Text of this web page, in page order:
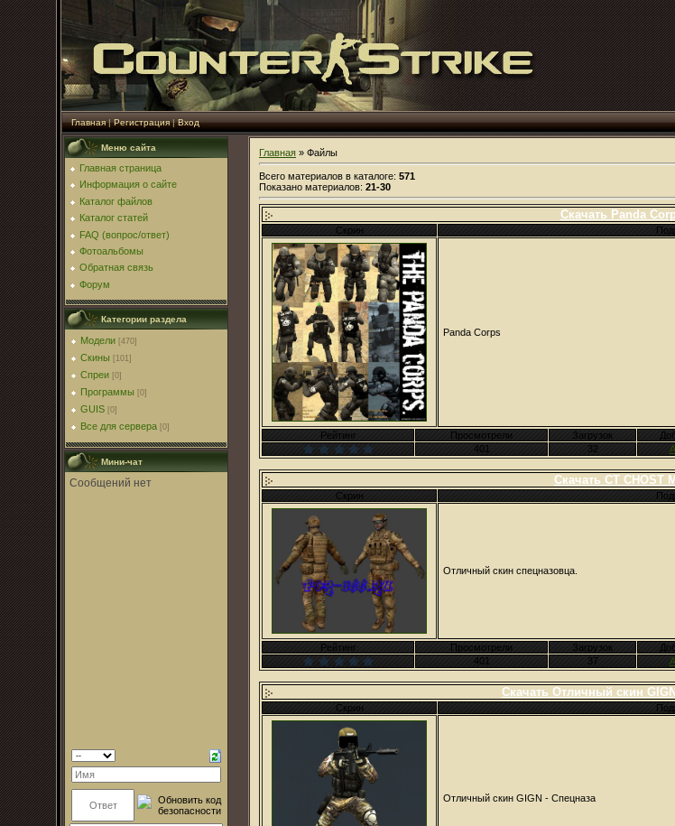
Главная|Регистрация|Вход
Меню сайта
Главная страница
Информация о сайте
Каталог файлов
Каталог статей
FAQ (вопрос/ответ)
Фотоальбомы
Обратная связь
Форум
Категории раздела
Модели [470]
Скины [101]
Спреи [0]
Программы [0]
GUIS [0]
Все для сервера [0]
Мини-чат
Главная » Файлы
Всего материалов в каталоге: 571
Показано материалов: 21-30
Скачать Panda
Скрин
Panda Corps
Рейтинг Просмотрели Загрузок
401
32
Скачать CT CHOST
Скрин
Отличный скин спецназовца.
Рейтинг Просмотрели Загрузок
401
37
Скачать Отличный скин
Скрин
Отличный скин GIGN - Спецназа